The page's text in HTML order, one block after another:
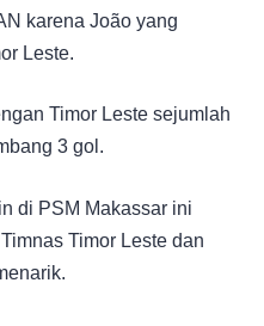
karena João yang
Leste.
Timor Leste sejumlah
3 gol.
di PSM Makassar ini
Timor Leste dan